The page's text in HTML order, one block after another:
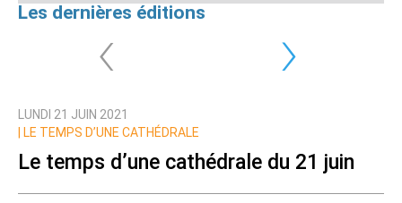
Les dernières éditions
‹ ›
LUNDI 21 JUIN 2021
LE TEMPS D’UNE CATHÉDRALE
Le temps d’une cathédrale du 21 juin